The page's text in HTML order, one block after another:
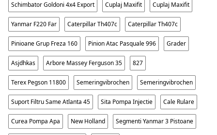
Schimbator Goldoni 4x4 Export Cuplaj Maxifit Cuplaj Maxifit
Yanmar F220 Far Caterpillar Th407c Caterpillar Th407c
Pinioane Grup Freza 160 Pinion Atac Pasquale 996 Grader
Asjdhkas Arbore Massey Ferguson 35 827
Terex Pegson 11800 Semeringvibrochen Semeringvibrochen
Suport Filtru Same Atlanta 45 Sita Pompa Injectie Cale Rulare
Curea Pompa Apa New Holland Segmenti Yanmar 3 Pistoane